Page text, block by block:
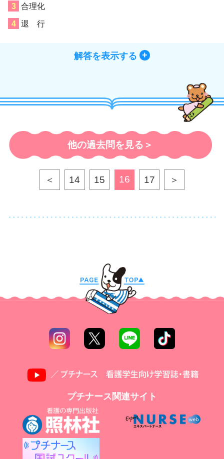
合理化
退 行
解答を表示する
他の過去問を見る＞
＜ 14 15 16 17 ＞
プチナース関連サイト